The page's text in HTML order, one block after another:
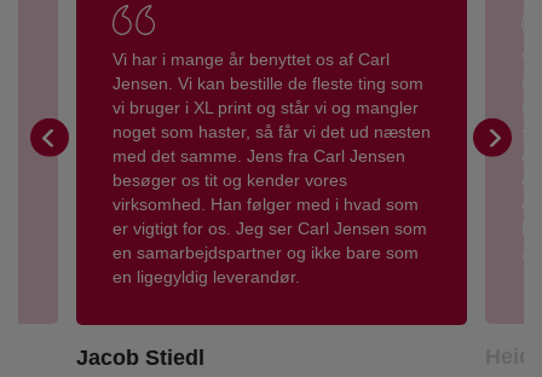
Vi har i mange år benyttet os af Carl
Jensen. Vi kan bestille de fleste ting som
vi bruger i XL print og står vi og mangler
noget som haster, så får vi det ud næsten
med det samme. Jens fra Carl Jensen
besøger os tit og kender vores
virksomhed. Han følger med i hvad som
er vigtigt for os. Jeg ser Carl Jensen som
en samarbejdspartner og ikke bare som
en ligegyldig leverandør.
Jacob Stiedl
Vi